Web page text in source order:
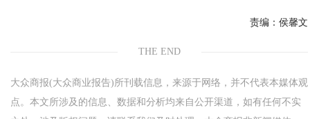
责编： 侯馨文
THE END
大众商报(大众商业报告)所刊载信息，来源于网络，并不代表本媒体观
点。本文所涉及的信息、数据和分析均来自公开渠道，如有任何不实